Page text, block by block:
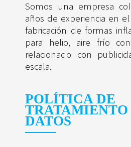
Somos una empresa
años de experiencia en
fabricación de formas
para helio, aire frío
relacionado con
escala.
POLÍTICA DE
TRATAMIENTO
DATOS